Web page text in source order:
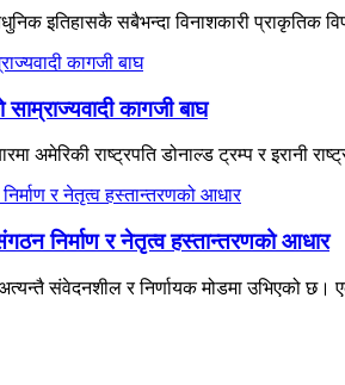
सबैभन्दा विनाशकारी प्राकृतिक
कागजी बाघ
अमेरिकी राष्ट्रपति डोनाल्ड ट्रम्प र इरानी
निर्माण र नेतृत्व हस्तान्तरणको आधार
संवेदनशील र निर्णायक मोडमा उभिएको छ।